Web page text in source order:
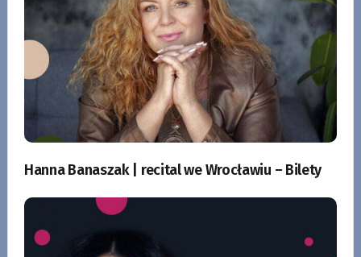
Hanna Banaszak | recital we Wrocławiu – Bilety